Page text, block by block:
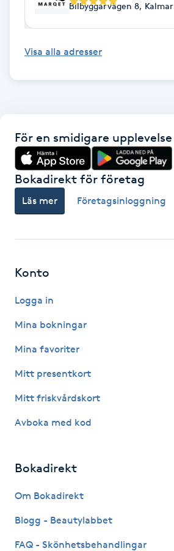
Fransförlängning Megavolym
Fransförlängning Volym
Frekvensterapi
Friskvård
Frisör
Funktionsanalys
Föning
Gel naglar
Gellack med förstärkning
Bilbyggarvägen 8, Kalmar
Visa alla adresser
För en smidigare upplevelse
Bokadirekt för företag
Läs mer Företagsinloggning
Konto
Logga in
Mina bokningar
Mina favoriter
Mitt presentkort
Mitt friskvårdskort
Avboka med kod
Bokadirekt
Om Bokadirekt
Blogg - Beautylabbet
FAQ - Skönhetsbehandlingar